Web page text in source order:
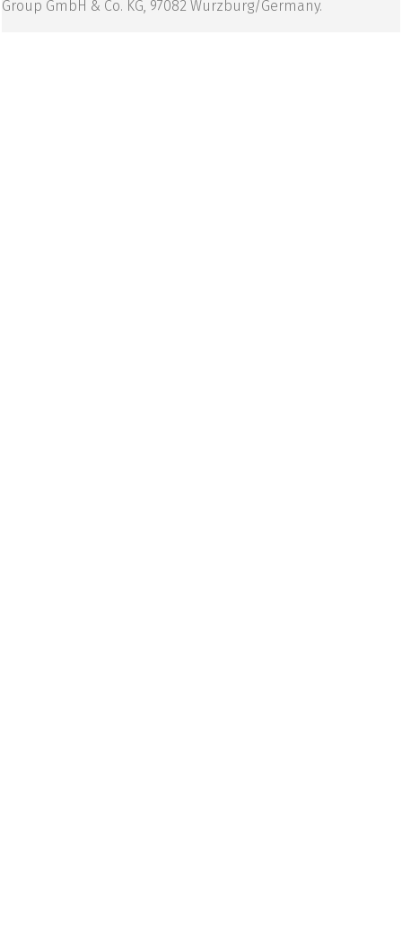
Group GmbH & Co. KG, 97082 Wurzburg/Germany.